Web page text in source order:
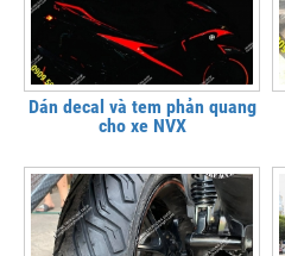
Dán decal và tem phản quang
cho xe NVX